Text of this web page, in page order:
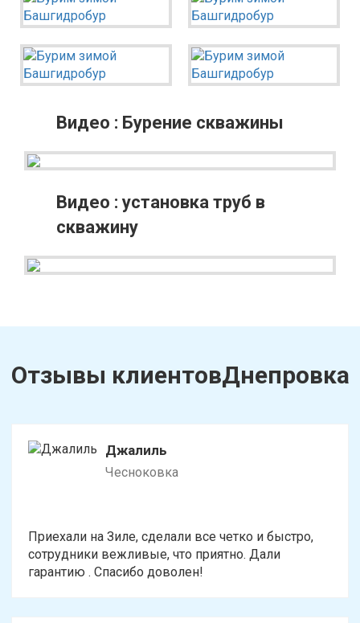
Миякинский район
Туймазинский район
Уфимский район
Алкино
Бижбуляк
Благовещенск
Давлеканово
Кандры
Киргиз-Мияки
Нижегородка
Стерлибашево
Толбазы
Чесноковка
Чишмы
Видео : Бурение скважины
Видео : установка труб в
скважину
Отзывы клиентовДнепровка
Джалиль
Чесноковка
Приехали на Зиле, сделали все четко и быстро,
сотрудники вежливые, что приятно. Дали
гарантию . Спасибо доволен!